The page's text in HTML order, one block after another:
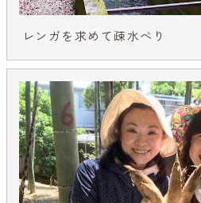
レンガを求めて疎水べり